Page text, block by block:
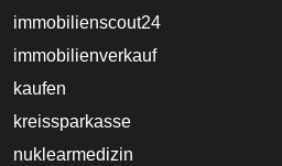
immobilienscout24
immobilienverkauf
kaufen
kreissparkasse
nuklearmedizin